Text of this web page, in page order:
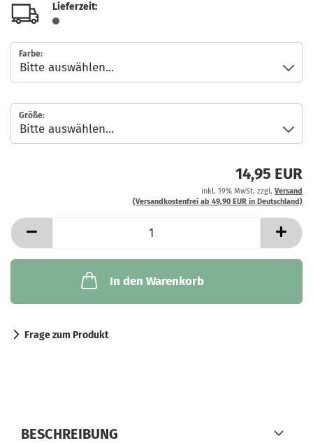
Lieferzeit:
Farbe:
Größe:
14,95 EUR
inkl. 19% MwSt. zzgl. Versand
(Versandkostenfrei ab 49,90 EUR in Deutschland)
In den Warenkorb
Frage zum Produkt
BESCHREIBUNG